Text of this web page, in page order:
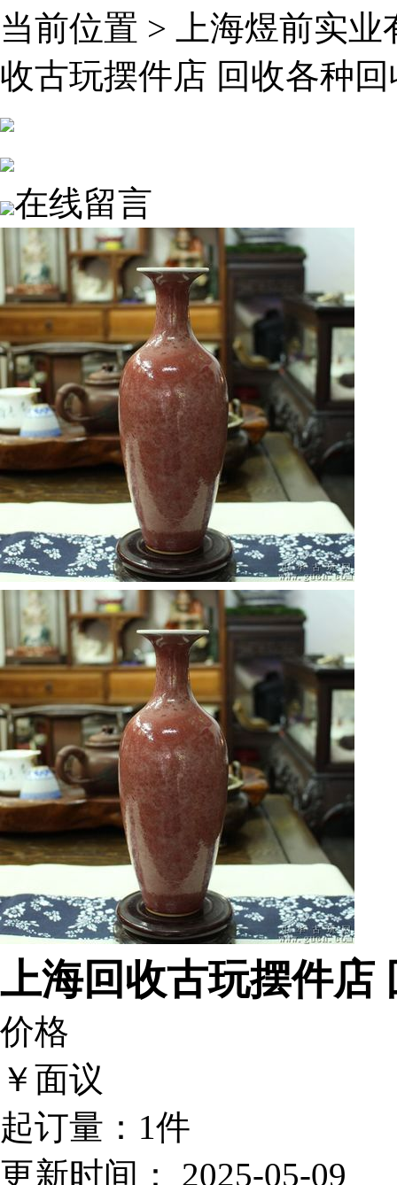
当前位置 >
上海煜前实
收古玩摆件店 回收各种
在线留言
上海回收古玩摆件店
价格
￥面议
起订量： 1件
更新时间：
2025-05-09